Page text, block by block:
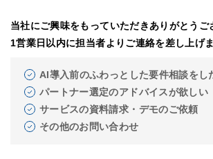
当社にご興味をもっていただきありがとうご
1営業日以内に担当者よりご連絡を差し上げま
AI導入前のふわっとした要件相談をし
パートナー選定のアドバイスが欲しい
サービスの資料請求・デモのご依頼
その他のお問い合わせ